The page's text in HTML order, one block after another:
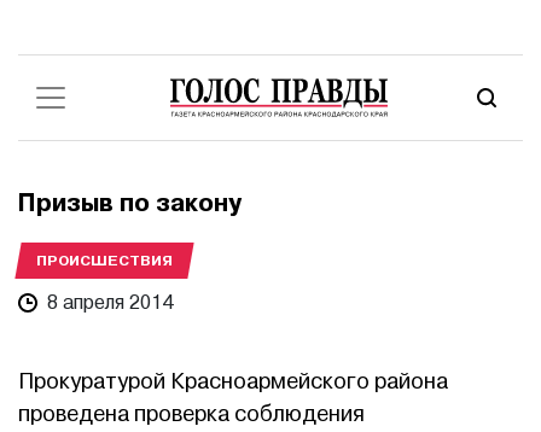
Призыв по закону
ПРОИСШЕСТВИЯ
8 апреля 2014
Прокуратурой Красноармейского района
проведена проверка соблюдения